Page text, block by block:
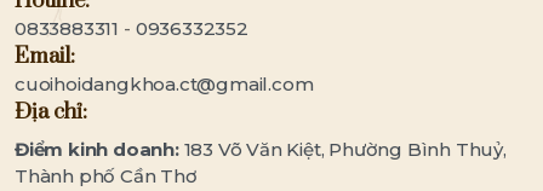
0833883311 - 0936332352
Email:
cuoihoidangkhoa.ct@gmail.com
Địa chỉ:
Điểm kinh doanh:183 Võ Văn Kiệt, Phường Bình Thuỷ,
Thành phố Cần Thơ